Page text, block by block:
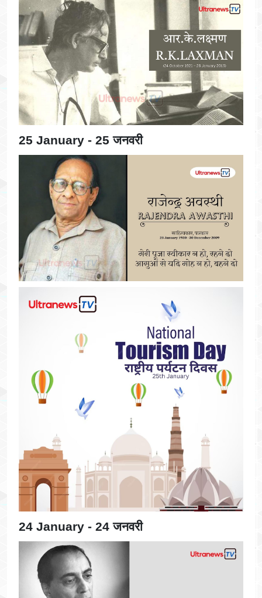
25 January - 25 जनवरी
24 January - 24 जनवरी